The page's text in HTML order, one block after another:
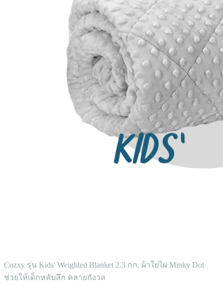
Cozxy รุ่น Kids' Weighted Blanket 2.3 กก. ผ้าใยไผ่ Minky Dot
ช่วยให้เด็กหลับลึก คลายกังวล